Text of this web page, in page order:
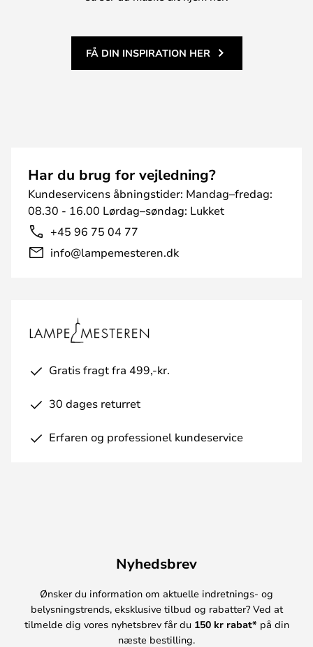
FÅ DIN INSPIRATION HER
Har du brug for vejledning?
Kundeservicens åbningstider: Mandag–fredag:
08.30 - 16.00 Lørdag–søndag: Lukket
+45 96 75 04 77
info@lampemesteren.dk
Gratis fragt fra 499,-kr.
30 dages returret
Erfaren og professionel kundeservice
Nyhedsbrev
Ønsker du information om aktuelle indretnings- og
belysningstrends, eksklusive tilbud og rabatter? Ved at
tilmelde dig vores nyhetsbrev får du 150 kr rabat* på din
næste bestilling.